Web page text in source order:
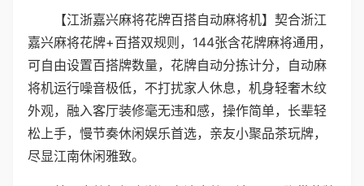
【江浙嘉兴麻将花牌百搭自动麻将机】契合浙江
嘉兴麻将花牌+百搭双规则，144张含花牌麻将通用，
可自由设置百搭牌数量，花牌自动分拣计分，自动麻
将机运行噪音极低，不打扰家人休息，机身轻奢木纹
外观，融入客厅装修毫无违和感，操作简单，长辈轻
松上手，慢节奏休闲娱乐首选，亲友小聚品茶玩牌，
尽显江南休闲雅致。